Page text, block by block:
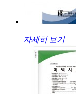
자세히 보기